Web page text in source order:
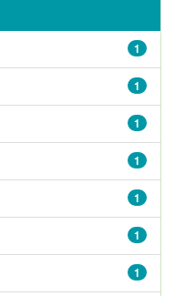
1
1
1
1
1
1
1